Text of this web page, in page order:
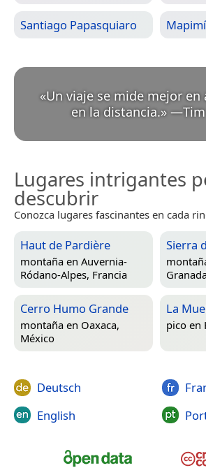
Santiago Papasquiaro Mapimí
«Un viaje se mide mejor en
en la distancia.» —
Lugares intrigantes
descubrir
Conozca lugares fascinantes en cada
Haut de Pardière
montaña en Auvernia-
Ródano-Alpes, Francia
Sierra
Cerro Humo Grande
montaña en Oaxaca,
México
La
pico en
Deutsch
English